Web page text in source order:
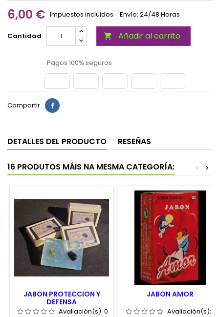
6,00 € Impuestos incluidos Envío: 24/48 Horas
Cantidad  Añadir al carrito
Pagos 100% seguros
Compartir
DETALLES DEL PRODUCTO RESEÑAS
16 PRODUTOS MÁIS NA MESMA CATEGORÍA: >
<
JABON PROTECCION Y
DEFENSA
Avaliación(s): 0
JABON AMOR
Avaliación(s):